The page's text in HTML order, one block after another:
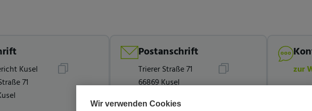
Kusel
71
Postanschrift
Trierer Straße 71
66869 Kusel
zur
Wir verwenden Cookies